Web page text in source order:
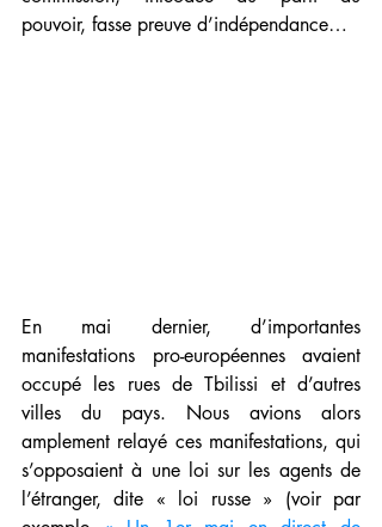
pouvoir, fasse preuve d’indépendance…
En mai dernier, d’importantes
manifestations pro-européennes avaient
occupé les rues de Tbilissi et d’autres
villes du pays. Nous avions alors
amplement relayé ces manifestations, qui
s’opposaient à une loi sur les agents de
l’étranger, dite « loi russe » (voir par